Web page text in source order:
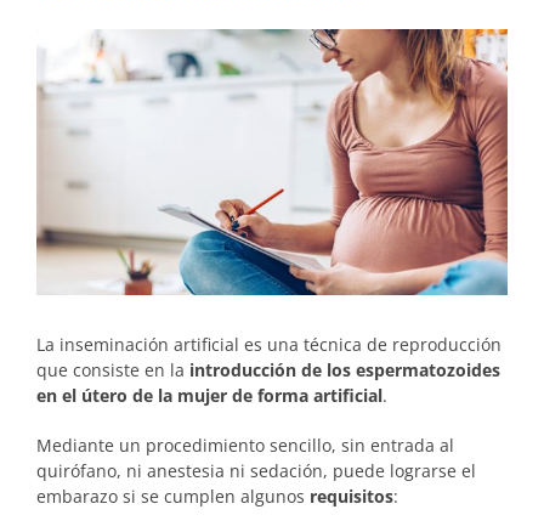
Larger
Image
La inseminación artificial es una técnica de reproducción
que consiste en la introducción de los espermatozoides
en el útero de la mujer de forma artificial.
Mediante un procedimiento sencillo, sin entrada al
quirófano, ni anestesia ni sedación, puede lograrse el
embarazo si se cumplen algunos requisitos: